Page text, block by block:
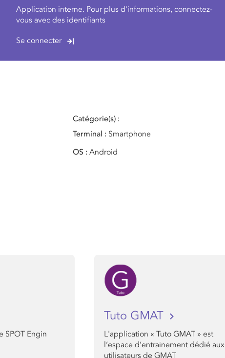
Application interne. Pour plus d'informations, connectez-
vous avec des identifiants
Se connecter
Catégorie(s)
Terminal
Smartphone
OS
Android
SPOT Engin
Tuto GMAT
L'application « Tuto GMAT » est
l’espace d’entrainement dédié aux
utilisateurs de GMAT